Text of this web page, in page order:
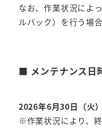
なお、作業状況によ
ルバック）を行う場
■ メンテナンス日
2026年6月30日（火
※作業状況により、